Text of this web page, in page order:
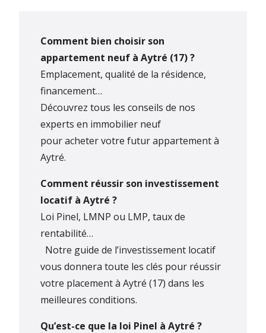
Comment bien choisir son
appartement neuf à Aytré (17) ?
Emplacement, qualité de la résidence,
financement…
Découvrez tous les conseils de nos
experts en immobilier neuf
pour acheter votre futur appartement à
Aytré.
Comment réussir son investissement
locatif à Aytré ?
Loi Pinel, LMNP ou LMP, taux de
rentabilité…
Notre guide de l’investissement locatif
vous donnera toute les clés pour réussir
votre placement à Aytré (17) dans les
meilleures conditions.
Qu’est-ce que la loi Pinel à Aytré ?